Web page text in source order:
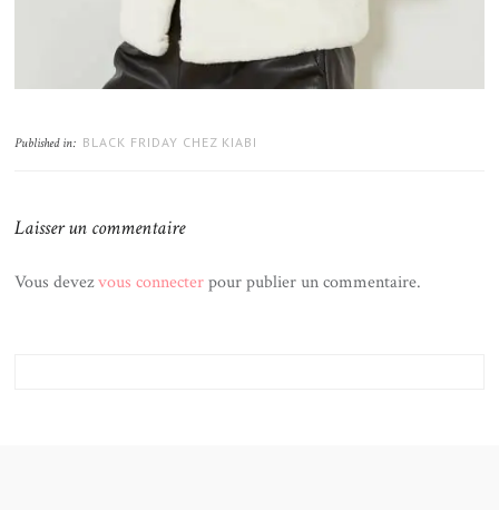
Published in: BLACK FRIDAY CHEZ KIABI
Laisser un commentaire
Vous devezvous connecterpour publier un commentaire.